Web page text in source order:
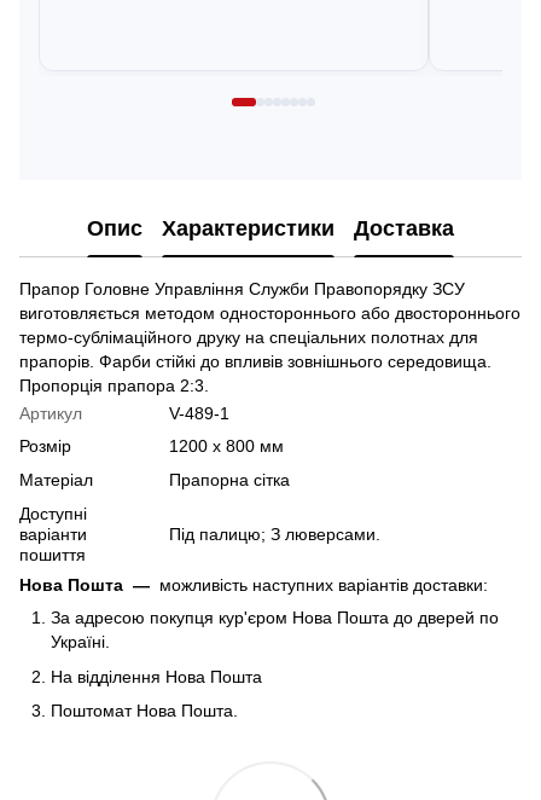
Опис Характеристики Доставка
Прапор Головне Управління Служби Правопорядку ЗСУ
виготовляється методом одностороннього або двостороннього
термо-сублімаційного друку на спеціальних полотнах для
прапорів. Фарби стійкі до впливів зовнішнього середовища.
Пропорція прапора 2:3.
Артикул
V-489-1
Розмір
1200 х 800 мм
Матеріал
Прапорна сітка
Доступні
варіанти
пошиття
Під палицю; З люверсами.
Нова Пошта — можливість наступних варіантів доставки:
За адресою покупця кур'єром Нова Пошта до дверей по
Україні.
На відділення Нова Пошта
Поштомат Нова Пошта.